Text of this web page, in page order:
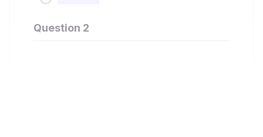
Question 2